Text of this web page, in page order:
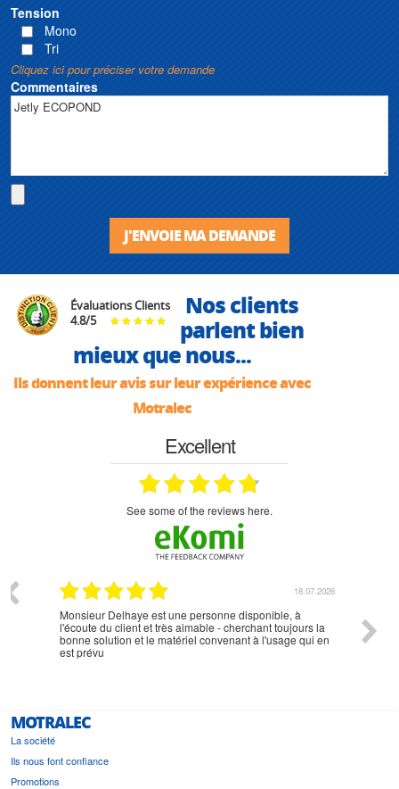
Tension
Mono
Tri
Cliquez ici pour préciser votre demande
Commentaires
J'ENVOIE MA DEMANDE
Évaluations Clients
4.8/5
Nos clients
parlent bien
mieux que nous...
Ils donnent leur avis sur leur expérience avec
Motralec
Excellent
see some of the reviews here.
18.07.2026
Monsieur Delhaye est une personne disponible, à
l'écoute du client et très aimable - cherchant toujours la
bonne solution et le matériel convenant à l'usage qui en
est prévu
MOTRALEC
La société
Ils nous font confiance
Promotions